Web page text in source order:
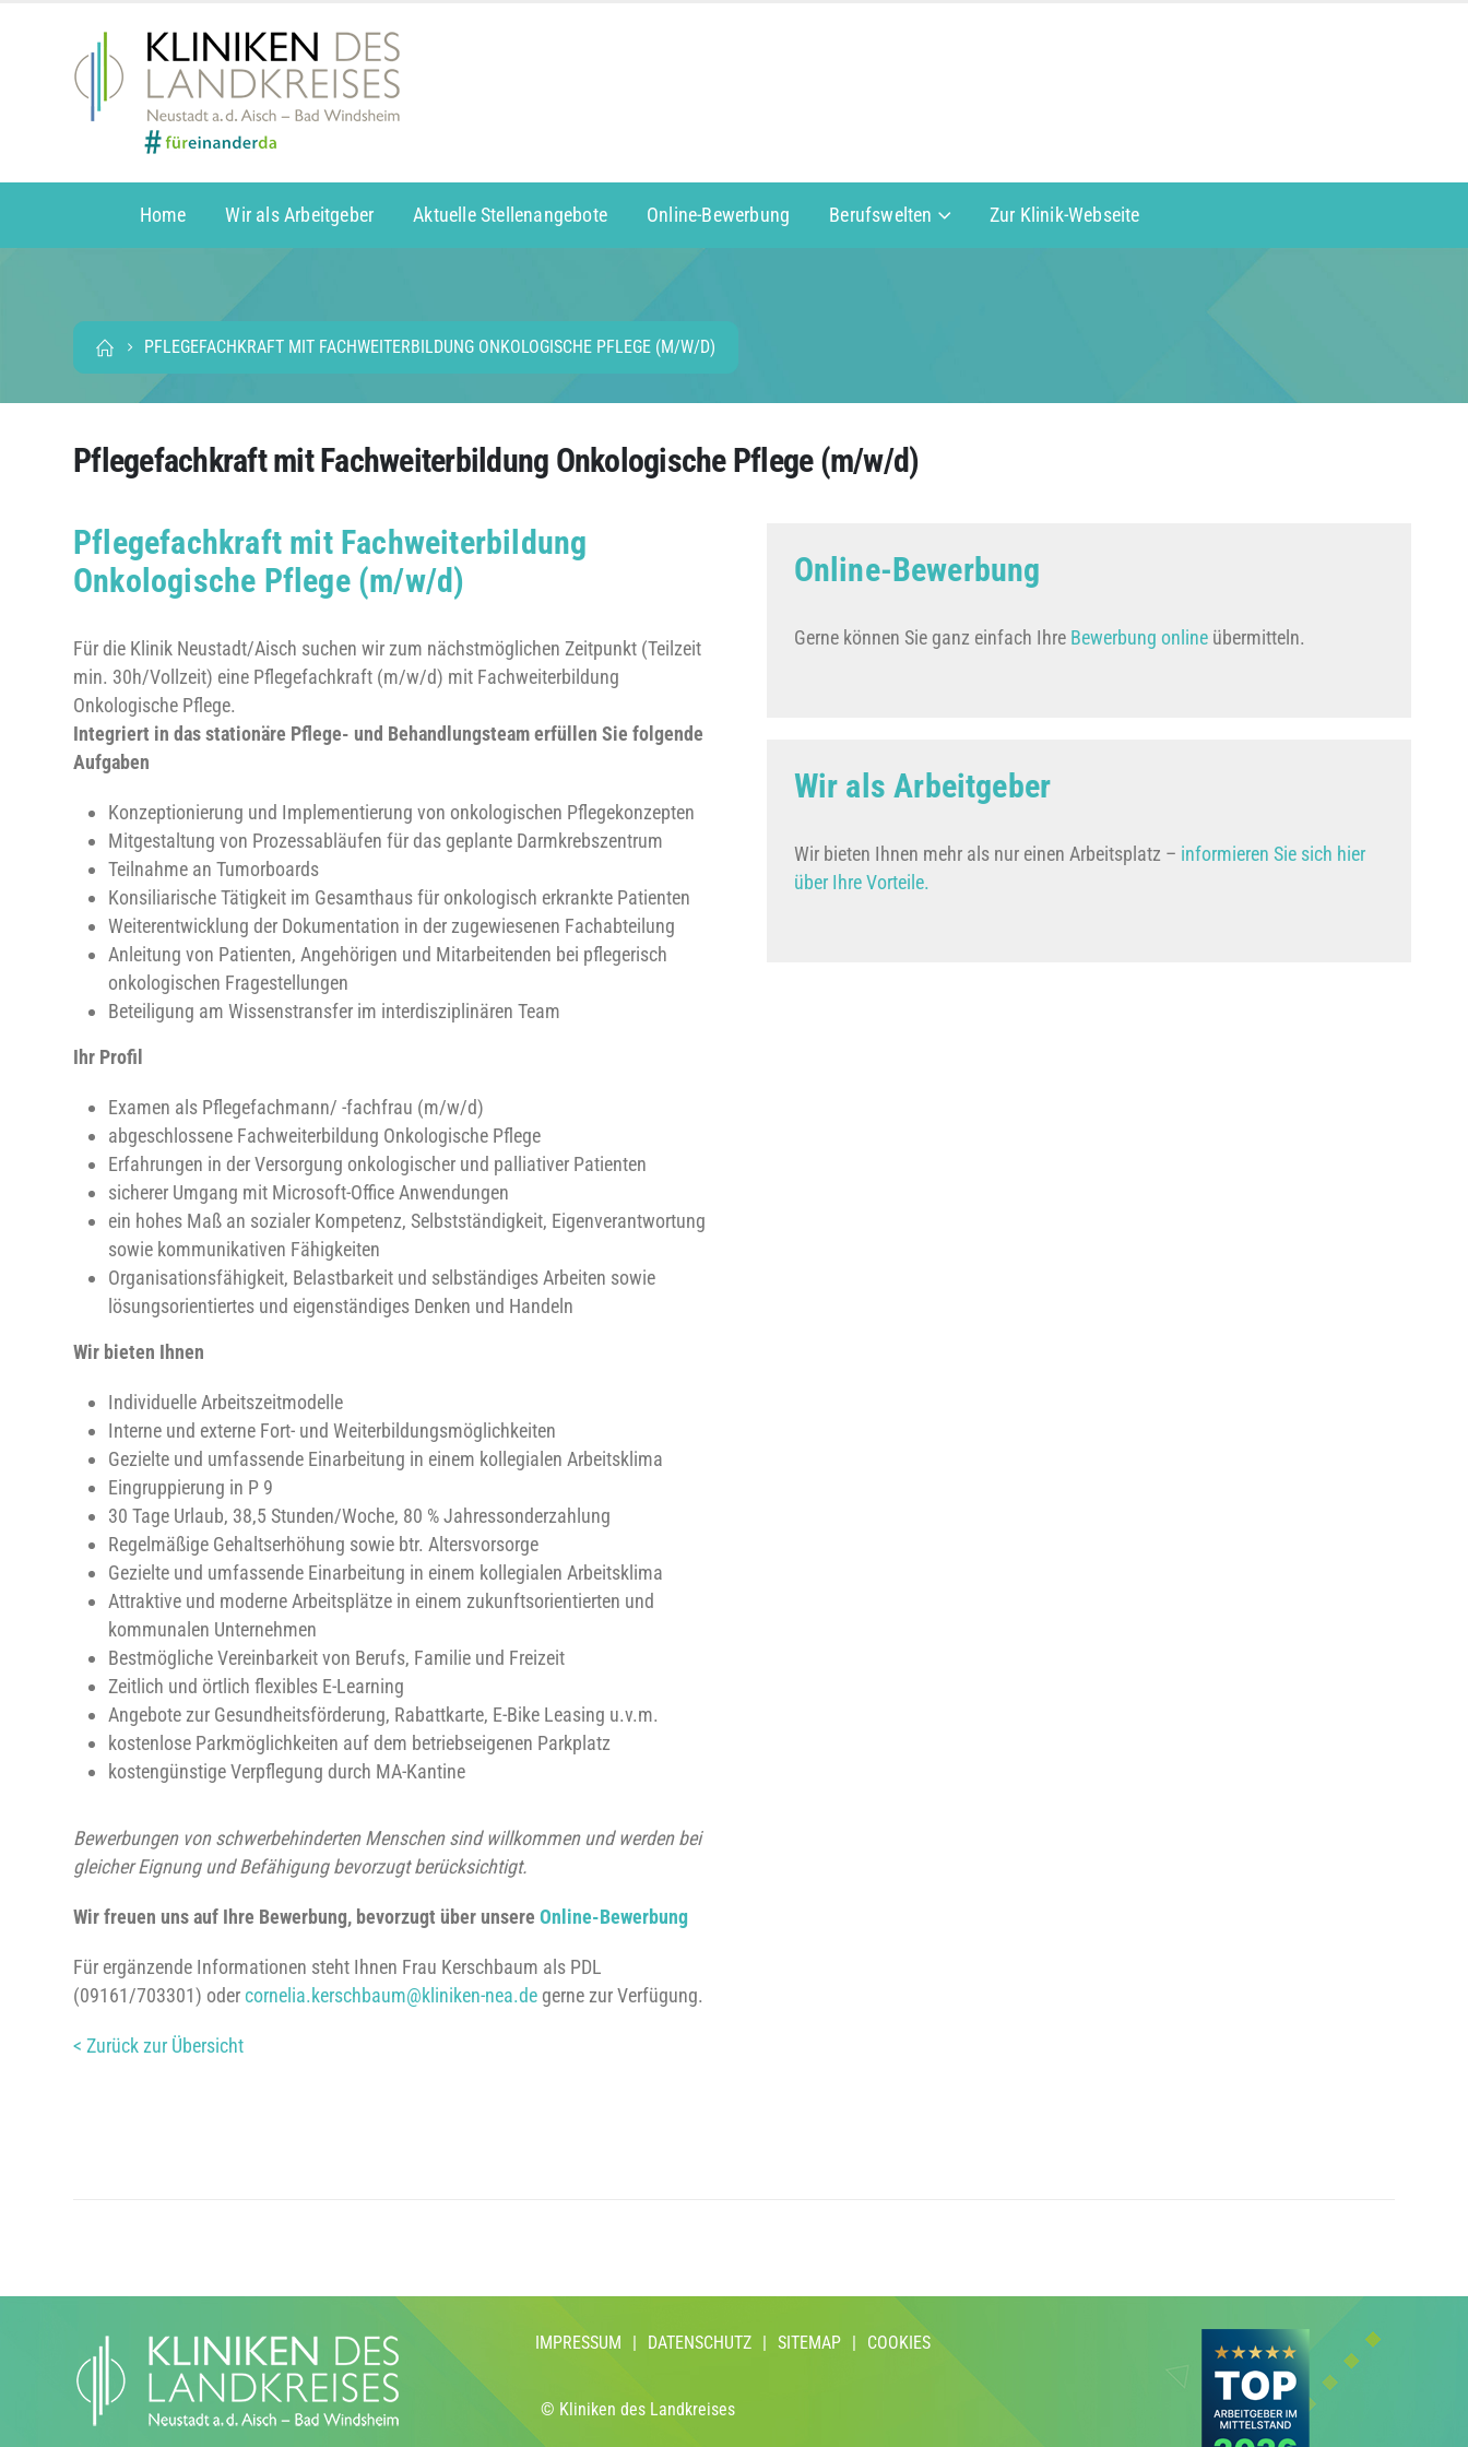
Home Wir als Arbeitgeber Aktuelle Stellenangebote Online-Bewerbung Berufswelten Zur Klinik-Webseite
PFLEGEFACHKRAFT MIT FACHWEITERBILDUNG ONKOLOGISCHE PFLEGE (M/W/D)
Pflegefachkraft mit Fachweiterbildung Onkologische Pflege (m/w/d)
Pflegefachkraft mit Fachweiterbildung
Onkologische Pflege (m/w/d)
Für die Klinik Neustadt/Aisch suchen wir zum nächstmöglichen Zeitpunkt (Teilzeit
min. 30h/Vollzeit) eine Pflegefachkraft (m/w/d) mit Fachweiterbildung
Onkologische Pflege.
Integriert in das stationäre Pflege- und Behandlungsteam erfüllen Sie folgende
Aufgaben
Konzeptionierung und Implementierung von onkologischen Pflegekonzepten
Mitgestaltung von Prozessabläufen für das geplante Darmkrebszentrum
Teilnahme an Tumorboards
Konsiliarische Tätigkeit im Gesamthaus für onkologisch erkrankte Patienten
Weiterentwicklung der Dokumentation in der zugewiesenen Fachabteilung
Anleitung von Patienten, Angehörigen und Mitarbeitenden bei pflegerisch
onkologischen Fragestellungen
Beteiligung am Wissenstransfer im interdisziplinären Team
Ihr Profil
Examen als Pflegefachmann/ -fachfrau (m/w/d)
abgeschlossene Fachweiterbildung Onkologische Pflege
Erfahrungen in der Versorgung onkologischer und palliativer Patienten
sicherer Umgang mit Microsoft-Office Anwendungen
ein hohes Maß an sozialer Kompetenz, Selbstständigkeit, Eigenverantwortung
sowie kommunikativen Fähigkeiten
Organisationsfähigkeit, Belastbarkeit und selbständiges Arbeiten sowie
lösungsorientiertes und eigenständiges Denken und Handeln
Wir bieten Ihnen
Individuelle Arbeitszeitmodelle
Interne und externe Fort- und Weiterbildungsmöglichkeiten
Gezielte und umfassende Einarbeitung in einem kollegialen Arbeitsklima
Eingruppierung in P 9
30 Tage Urlaub, 38,5 Stunden/Woche, 80 % Jahressonderzahlung
Regelmäßige Gehaltserhöhung sowie btr. Altersvorsorge
Gezielte und umfassende Einarbeitung in einem kollegialen Arbeitsklima
Attraktive und moderne Arbeitsplätze in einem zukunftsorientierten und
kommunalen Unternehmen
Bestmögliche Vereinbarkeit von Berufs, Familie und Freizeit
Zeitlich und örtlich flexibles E-Learning
Angebote zur Gesundheitsförderung, Rabattkarte, E-Bike Leasing u.v.m.
kostenlose Parkmöglichkeiten auf dem betriebseigenen Parkplatz
kostengünstige Verpflegung durch MA-Kantine
Bewerbungen von schwerbehinderten Menschen sind willkommen und werden bei
gleicher Eignung und Befähigung bevorzugt berücksichtigt.
Wir freuen uns auf Ihre Bewerbung, bevorzugt über unsere Online-Bewerbung
Für ergänzende Informationen steht Ihnen Frau Kerschbaum als PDL
(09161/703301) odercornelia.kerschbaum@kliniken-nea.de gerne zur Verfügung.
< Zurück zur Übersicht
Online-Bewerbung
Gerne können Sie ganz einfach Ihre Bewerbung onlineübermitteln.
Wir als Arbeitgeber
Wir bieten Ihnen mehr als nur einen Arbeitsplatz – informieren Sie sich hier
über Ihre Vorteile.
IMPRESSUM | DATENSCHUTZ | SITEMAP | COOKIES
© Kliniken des Landkreises